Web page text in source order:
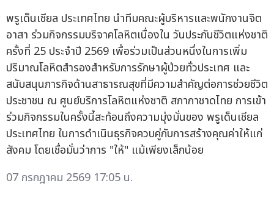
พรูเด็นเชียล ประเทศไทย นำทีมคณะผู้บริหารและพนักงานจิต
อาสา ร่วมกิจกรรมบริจาคโลหิตเนื่องใน วันประกันชีวิตแห่งชาติ
ครั้งที่ 25 ประจำปี 2569 เพื่อร่วมเป็นส่วนหนึ่งในการเพิ่ม
ปริมาณโลหิตสำรองสำหรับการรักษาผู้ป่วยทั่วประเทศ และ
สนับสนุนภารกิจด้านสาธารณสุขที่มีความสำคัญต่อการช่วยชีวิต
ประชาชน ณ ศูนย์บริการโลหิตแห่งชาติ สภากาชาดไทย การเข้า
ร่วมกิจกรรมในครั้งนี้สะท้อนถึงความมุ่งมั่นของ พรูเด็นเชียล
ประเทศไทย ในการดำเนินธุรกิจควบคู่กับการสร้างคุณค่าให้แก่
สังคม โดยเชื่อมั่นว่าการ "ให้" แม้เพียงเล็กน้อย
07 กรกฎาคม 2569 17:05 น.